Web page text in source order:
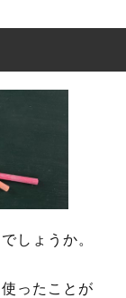
しょうか。
ったことが